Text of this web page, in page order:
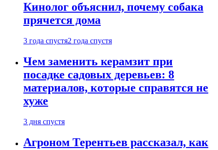
Кинолог объяснил, почему собака
прячется дома
3 года спустя2 года спустя
Чем заменить керамзит при
посадке садовых деревьев: 8
материалов, которые справятся не
хуже
3 дня спустя
Агроном Терентьев рассказал, как